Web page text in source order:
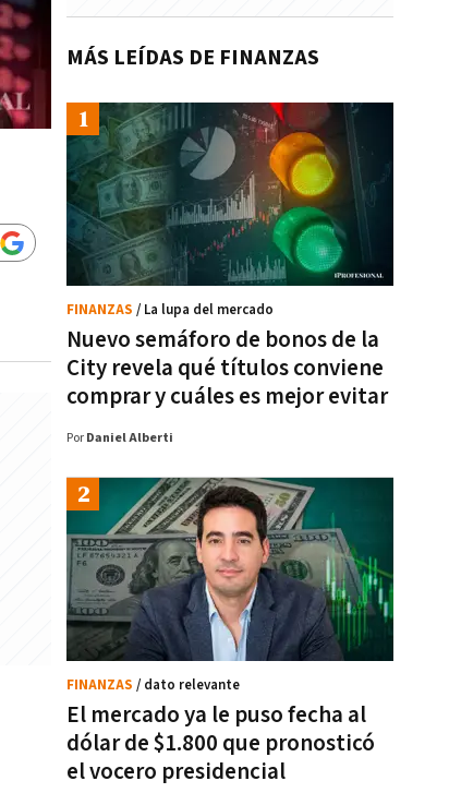
MÁS LEÍDAS DE FINANZAS
Nuevo semáforo de bonos de la
City revela qué títulos conviene
comprar y cuáles es mejor evitar
FINANZAS / La lupa del mercado
Por Daniel Alberti
El mercado ya le puso fecha al
dólar de $1.800 que pronosticó
el vocero presidencial
FINANZAS / dato relevante